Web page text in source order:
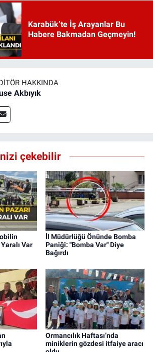
Karabük’te İş Arayanlar Bu
Habere Bakmadan Geçmeyin!
HAKKINDA
Akbıyık
çekebilir
Var
İl Müdürlüğü Önünde Bomba
Paniği: "Bomba Var" Diye
Bağırdı
Ormancılık Haftası’nda
miniklerin gözdesi itfaiye aracı